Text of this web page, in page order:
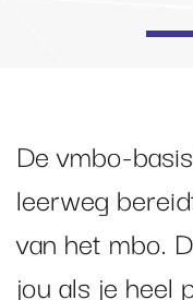
De vmbo-
leerweg
van het mbo.
jou als je heel